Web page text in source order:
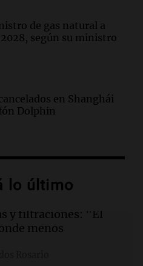
de gas natural a
según su ministro
en Shanghái
Dolphin
de funciones
a la industria de defensa
de armas
lo último
y filtraciones: "El
menos